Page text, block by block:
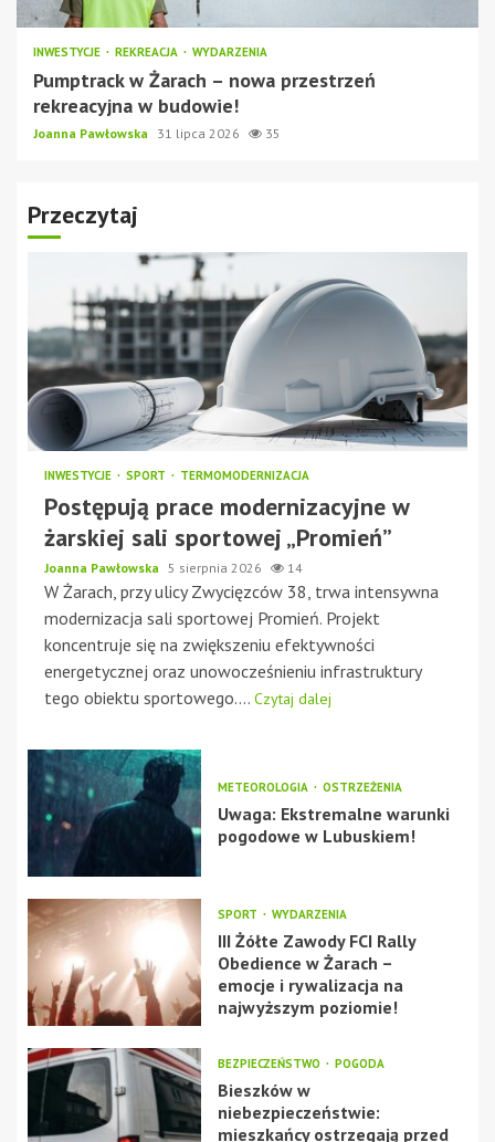
INWESTYCJE REKREACJA WYDARZENIA
Pumptrack w Żarach – nowa przestrzeń
rekreacyjna w budowie!
Joanna Pawłowska 31 lipca 2026 35
Przeczytaj
INWESTYCJE SPORT TERMOMODERNIZACJA
Postępują prace modernizacyjne w
żarskiej sali sportowej „Promień”
Joanna Pawłowska 5 sierpnia 2026 14
W Żarach, przy ulicy Zwycięzców 38, trwa intensywna
modernizacja sali sportowej Promień. Projekt
koncentruje się na zwiększeniu efektywności
energetycznej oraz unowocześnieniu infrastruktury
tego obiektu sportowego.... Czytaj dalej
METEOROLOGIA OSTRZEŻENIA
Uwaga: Ekstremalne warunki
pogodowe w Lubuskiem!
SPORT WYDARZENIA
III Żółte Zawody FCI Rally
Obedience w Żarach –
emocje i rywalizacja na
najwyższym poziomie!
BEZPIECZEŃSTWO POGODA
Bieszków w
niebezpieczeństwie:
mieszkańcy ostrzegają przed